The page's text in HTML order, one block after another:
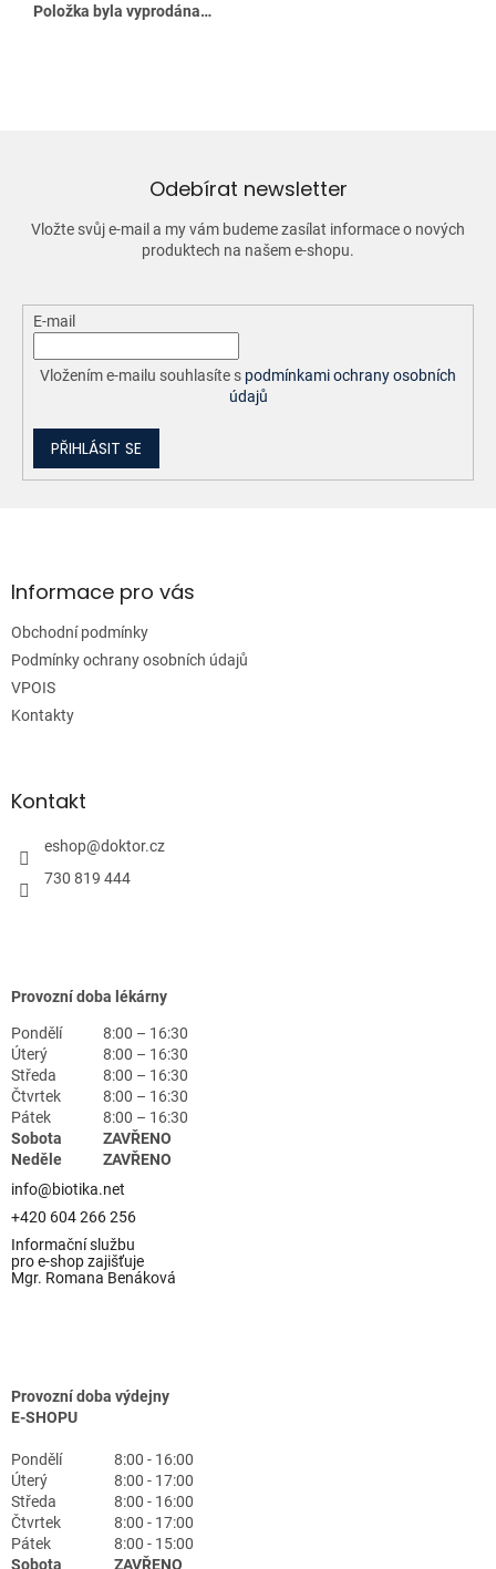
Položka byla vyprodána…
Odebírat newsletter
Vložte svůj e-mail a my vám budeme zasílat informace o nových
produktech na našem e-shopu.
E-mail
Vložením e-mailu souhlasíte s podmínkami ochrany osobních
údajů
PŘIHLÁSIT SE
aInformace pro vás
Obchodní podmínky
Podmínky ochrany osobních údajů
VPOIS
Kontakty
Kontakt
eshop@doktor.cz
730 819 444
Provozní doba lékárny
Pondělí
8:00 – 16:30
Úterý
8:00 – 16:30
Středa
8:00 – 16:30
Čtvrtek
8:00 – 16:30
Pátek
8:00 – 16:30
Sobota
ZAVŘENO
Neděle
ZAVŘENO
info@biotika.net
+420 604 266 256
Informační službu
pro e-shop zajišťuje
Mgr. Romana Benáková
Provozní doba výdejny
E-SHOPU
Pondělí
8:00 - 16:00
Úterý
8:00 - 17:00
Středa
8:00 - 16:00
Čtvrtek
8:00 - 17:00
Pátek
8:00 - 15:00
Sobota
ZAVŘENO